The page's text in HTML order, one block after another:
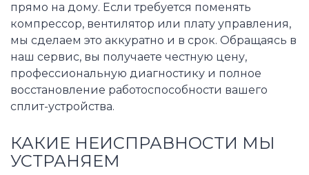
прямо на дому. Если требуется поменять
компрессор, вентилятор или плату управления,
мы сделаем это аккуратно и в срок. Обращаясь в
наш сервис, вы получаете честную цену,
профессиональную диагностику и полное
восстановление работоспособности вашего
сплит-устройства.
КАКИЕ НЕИСПРАВНОСТИ МЫ
УСТРАНЯЕМ